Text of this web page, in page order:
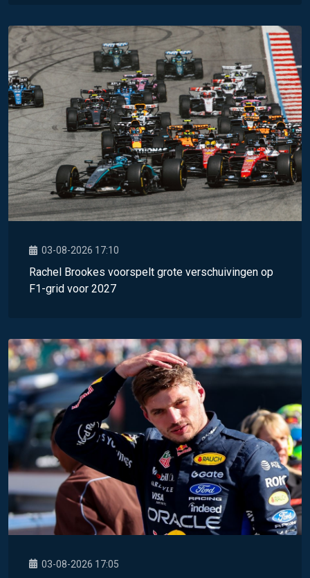
03-08-2026 17:10
Rachel Brookes voorspelt grote verschuivingen op
F1-grid voor 2027
03-08-2026 17:05